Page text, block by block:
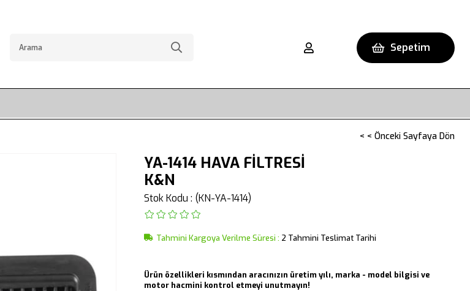
Sepetim
< < Önceki Sayfaya Dön
YA-1414 HAVA FİLTRESİ
K&N
Stok Kodu (KN-YA-1414)
Tahmini Kargoya Verilme Süresi : 2 Tahmini Teslimat Tarihi
Ürün özellikleri kısmından aracınızın üretim yılı, marka - model bilgisi ve
motor hacmini kontrol etmeyi unutmayın!